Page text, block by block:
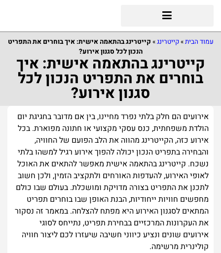
עמוד הבית»קייטרינג» קייטרינג בהתאמה אישית: איך בוחרים את התפריט
הנכון לכל סגנון אירוע?
קייטרינג בהתאמה אישית: איך
בוחרים את התפריט הנכון לכל
סגנון אירוע?
אירועים הם חלק בלתי נפרד מחיינו, בין אם מדובר בחגיגת יום
הולדת משפחתית, כנס עסקי מקצועי או חתונה מפוארת. בכל
אירוע כזה, הקייטרינג מהווה את הלב הפועם של החוויה,
והבחירה בתפריט הנכון יכולה להפוך אירוע רגיל למשהו בלתי
נשכח. קייטרינג בהתאמה אישית מאפשר להתאים את האוכל
לאופי האירוע, להעדפות האורחים ולתקציב הזמין, ולכן חשוב
לתכנן את התפריט בצורה מדויקת ומושכלת. בעולם שבו כולם
מחפשים חוויות ייחודיות, הבנת האופן שבו בוחרים תפריט
המתאים לסגנון האירוע היא מפתח להצלחה. במאמר זה נסקור
את העקרונות המרכזיים בבחירת תפריט, נתייחס לסוגי
אירועים שונים ונציע כיווני חשיבה שיעזרו לכם ליצור חוויה
קולינרית מרשימה.